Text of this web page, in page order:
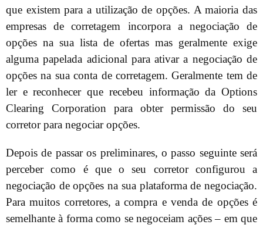
que existem para a utilização de opções. A maioria das
empresas de corretagem incorpora a negociação de
opções na sua lista de ofertas mas geralmente exige
alguma papelada adicional para ativar a negociação de
opções na sua conta de corretagem. Geralmente tem de
ler e reconhecer que recebeu informação da Options
Clearing Corporation para obter permissão do seu
corretor para negociar opções.
Depois de passar os preliminares, o passo seguinte será
perceber como é que o seu corretor configurou a
negociação de opções na sua plataforma de negociação.
Para muitos corretores, a compra e venda de opções é
semelhante à forma como se negoceiam ações – em que